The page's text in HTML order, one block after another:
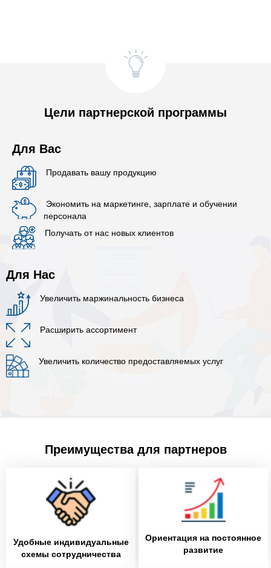
Цели партнерской программы
Для Вас
Продавать вашу продукцию
Экономить на маркетинге, зарплате и обучении
персонала
Получать от нас новых клиентов
Для Нас
Увеличить маржинальность бизнеса
Расширить ассортимент
Увеличить количество предоставляемых услуг
Преимущества для партнеров
Удобные индивидуальные
схемы сотрудничества
Ориентация на постоянное
развитие